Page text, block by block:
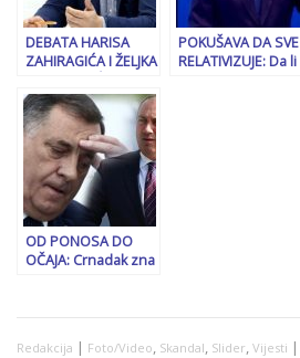
DEBATA HARISA
ZAHIRAGIĆA I ŽELJKA
“Dodik nam je
pomogao da
POKUŠAVA DA SVE
RELATIVIZUJE: Da li
OD PONOSA DO
OČAJA: Crnadak zna
Redakcija | Foto/Video, Skandal, Slider, Vijesti |